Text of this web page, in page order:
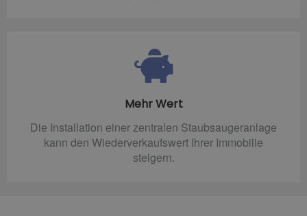
Mehr Wert
Die Installation einer zentralen Staubsaugeranlage
kann den Wiederverkaufswert Ihrer Immobilie
steigern.